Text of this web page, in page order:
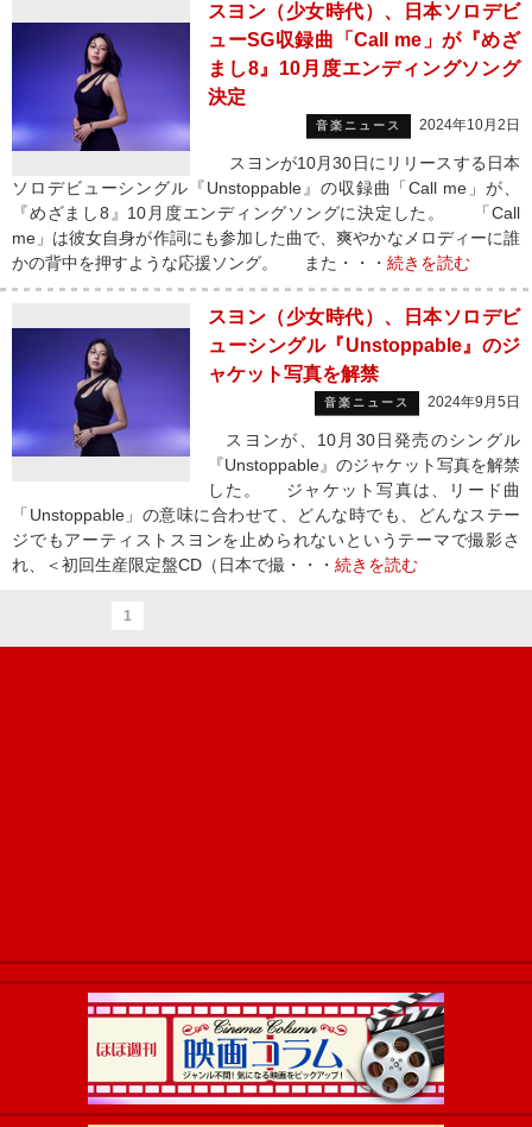
スヨン（少女時代）、日本ソロデビ
ューSG収録曲「Call me」が『めざ
まし8』10月度エンディングソング
決定
音楽ニュース 2024年10月2日
スヨンが10月30日にリリースする日本
ソロデビューシングル『Unstoppable』の収録曲「Call me」が、
『めざまし8』10月度エンディングソングに決定した。 「Call
me」は彼女自身が作詞にも参加した曲で、爽やかなメロディーに誰
かの背中を押すような応援ソング。 また・・・ 続きを読む
スヨン（少女時代）、日本ソロデビ
ューシングル『Unstoppable』のジ
ャケット写真を解禁
音楽ニュース 2024年9月5日
スヨンが、10月30日発売のシングル
『Unstoppable』のジャケット写真を解禁
した。 ジャケット写真は、リード曲
「Unstoppable」の意味に合わせて、どんな時でも、どんなステー
ジでもアーティストスヨンを止められないというテーマで撮影さ
れ、＜初回生産限定盤CD（日本で撮・・・ 続きを読む
1